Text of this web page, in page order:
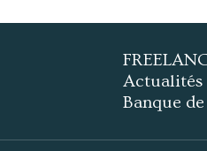
Actualités
Banque